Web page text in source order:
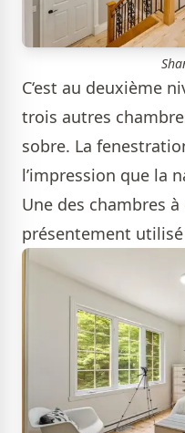
C‘est au deuxième
trois autres
sobre. La
l’impression que la
Une des chambres
présentement